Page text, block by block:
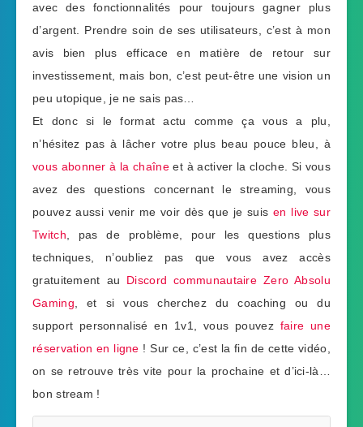
avec des fonctionnalités pour toujours gagner plus
d’argent. Prendre soin de ses utilisateurs, c’est à mon
avis bien plus efficace en matière de retour sur
investissement, mais bon, c’est peut-être une vision un
peu utopique, je ne sais pas…
Et donc si le format actu comme ça vous a plu,
n’hésitez pas à lâcher votre plus beau pouce bleu, à
vous abonner à la chaîne et à activer la cloche. Si vous
avez des questions concernant le streaming, vous
pouvez aussi venir me voir dès que je suis en live sur
Twitch, pas de problème, pour les questions plus
techniques, n’oubliez pas que vous avez accès
gratuitement au Discord communautaire Zero Absolu
Gaming, et si vous cherchez du coaching ou du
support personnalisé en 1v1, vous pouvez faire une
réservation en ligne ! Sur ce, c’est la fin de cette vidéo,
on se retrouve très vite pour la prochaine et d’ici-là…
bon stream !